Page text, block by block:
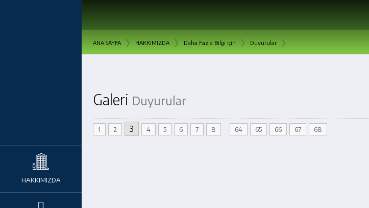
HAKKIMIZDA
ANA SAYFA › HAKKIMIZDA › Daha Fazla Bilgi için › Duyurular ›
Galeri Duyurular
1 2 3 4 5 6 7 8 64 65 66 67 68